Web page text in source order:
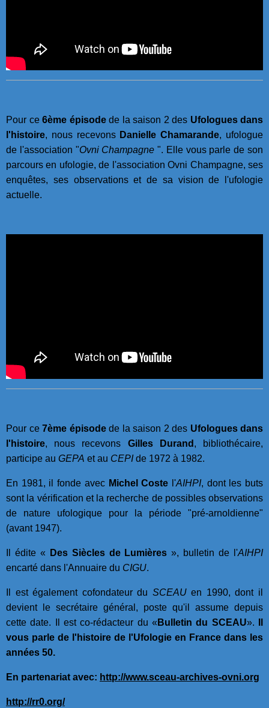
Pour ce 6ème épisodede la saison 2 des Ufologues dans
l'histoire, nous recevons Danielle Chamarande, ufologue
de l'association "Ovni Champagne". Elle vous parle de son
parcours en ufologie, de l'association Ovni Champagne, ses
enquêtes, ses observations et de sa vision de l'ufologie
actuelle.
Pour ce 7ème épisodede la saison 2 des Ufologues dans
l'histoire, nous recevons Gilles Durand , bibliothécaire,
participe au GEPA et au CEPIde 1972 à 1982.
En 1981, il fonde avec Michel Coste l'AIHPI, dont les buts
sont la vérification et la recherche de possibles observations
de nature ufologique pour la période "pré-arnoldienne"
(avant 1947).
Il édite « Des Siècles de Lumières », bulletin de l'AIHPI
encarté dans l'Annuaire du CIGU.
Il est également cofondateur du SCEAUen 1990, dont il
devient le secrétaire général, poste qu'il assume depuis
cette date. Il est co-rédacteur du « Bulletin du SCEAU».
vous parle de l'histoire de l'Ufologie en France dans les
années 50.
En partenariat avec: http://www.sceau-archives-ovni.org
http://rr0.org/